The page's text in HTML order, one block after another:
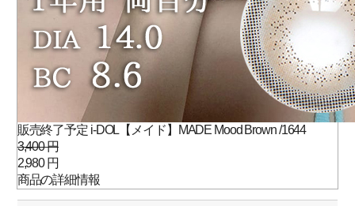
販売終了予定 i-DOL【メイド】MADE Mood Brown /1644
3,400 円
2,980 円
商品の詳細情報